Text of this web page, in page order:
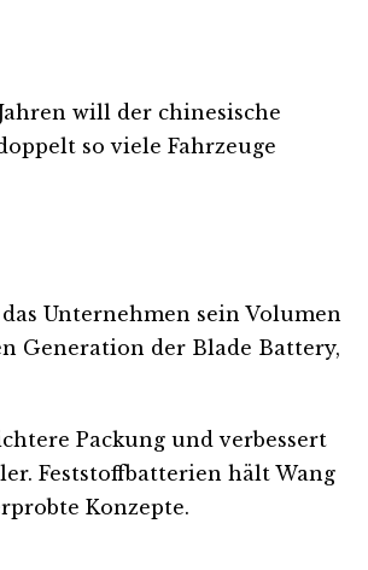
will der chinesische
so viele Fahrzeuge
Unternehmen sein Volumen
Generation der Blade Battery,
Packung und verbessert
Feststoffbatterien hält Wang
Konzepte.